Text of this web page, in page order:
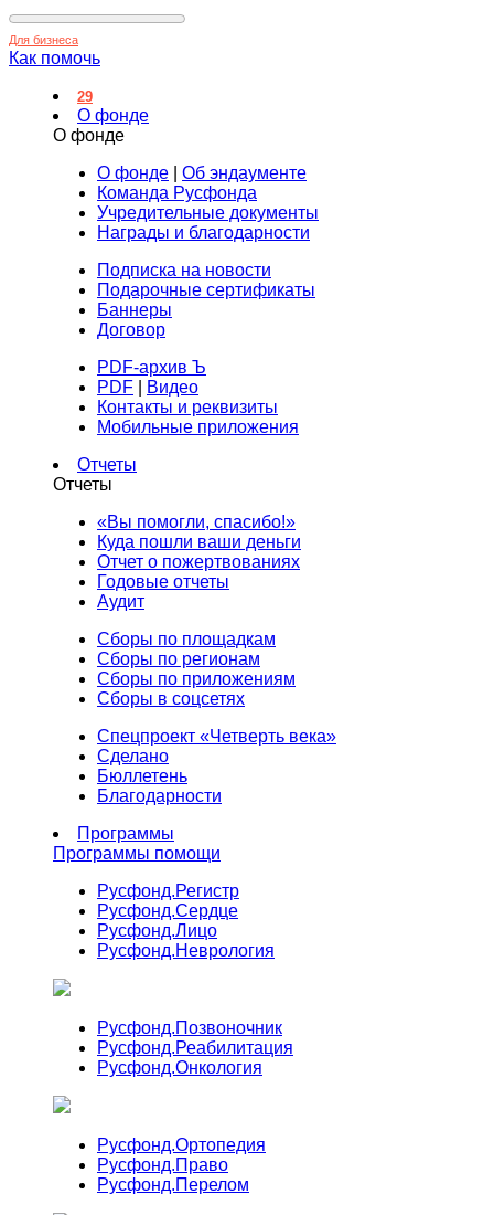
Для бизнеса
Как помочь
29
О фонде
О фонде
О фонде
Об эндаументе
Команда Русфонда
Учредительные документы
Награды и благодарности
Подписка на новости
Подарочные сертификаты
Баннеры
Договор
PDF-архив Ъ
PDF
Видео
Контакты и реквизиты
Мобильные приложения
Отчеты
Отчеты
«Вы помогли, спасибо!»
Куда пошли ваши деньги
Отчет о пожертвованиях
Годовые отчеты
Аудит
Сборы по площадкам
Сборы по регионам
Сборы по приложениям
Сборы в соцсетях
Спецпроект «Четверть века»
Сделано
Бюллетень
Благодарности
Программы
Программы помощи
Русфонд.Регистр
Русфонд.Сердце
Русфонд.Лицо
Русфонд.Неврология
Русфонд.Позвоночник
Русфонд.Реабилитация
Русфонд.Онкология
Русфонд.Ортопедия
Русфонд.Право
Русфонд.Перелом